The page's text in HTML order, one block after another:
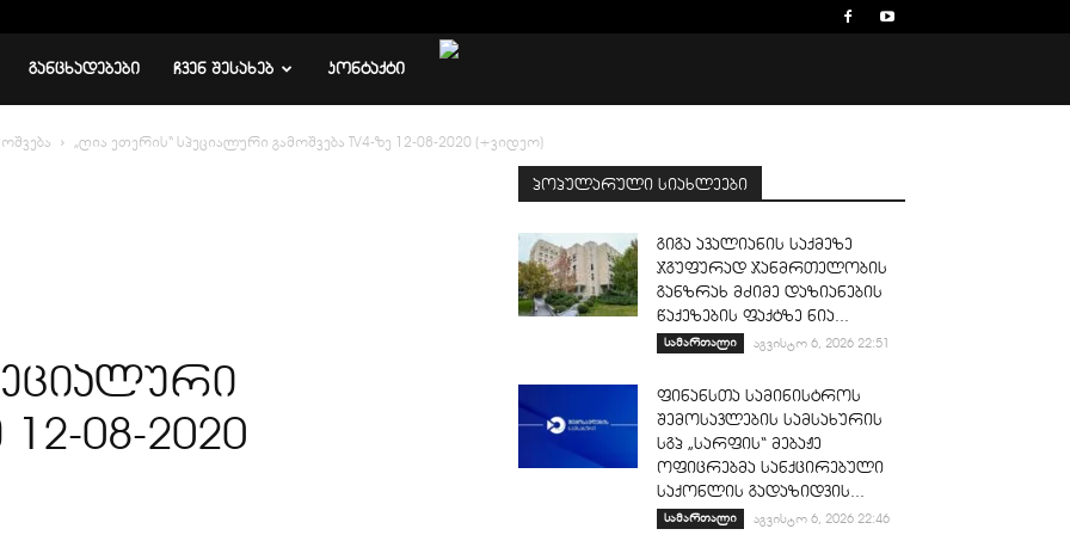
ᲒᲐᲜᲪᲮᲐᲓᲔᲑᲔᲑᲘ ᲩᲕᲔᲜ ᲨᲔᲡᲐᲮᲔᲑ ᲙᲝᲜᲢᲐᲥᲢᲘ
„ღია ეთერის“ სპეციალური გამოშვება TV4-ზე 12-08-2020 (+ვიდეო)
12-08-2020
პოპულარული სიახლეები
გიგა ავალიანის საქმეზე
ჯგუფურად ჯანმრთელობის
განზრახ მძიმე დაზიანების
წაქეზების ფაქტზე ნია...
სამართალი აგვისტო 6, 2026 22:51
ფინანსთა სამინისტროს
შემოსავლების სამსახურის
სგპ „სარფის“ მებაჟე
ოფიცრებმა სანქცირებული
საქონლის გადაზიდვის...
სამართალი აგვისტო 6, 2026 22:46